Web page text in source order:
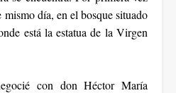
mismo día, en el bosque situado
está la estatua de la Virgen
con don Héctor María